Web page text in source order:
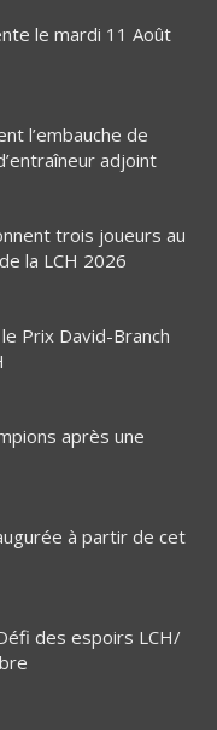
le mardi 11 Août
l’embauche de
adjoint
trois joueurs au
la LCH 2026
Prix David-Branch
après une
à partir de cet
des espoirs LCH/